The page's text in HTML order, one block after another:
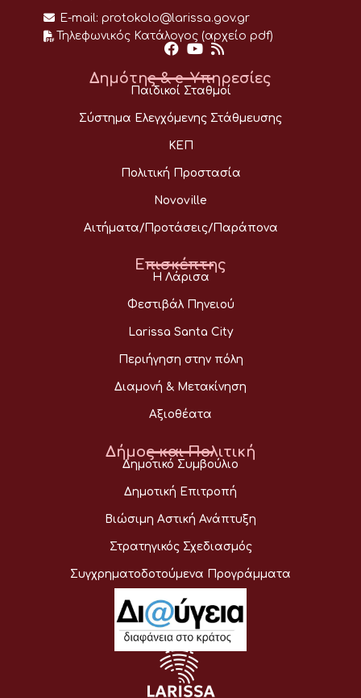
E-mail: protokolo@larissa.gov.gr
Τηλεφωνικός Κατάλογος (αρχείο pdf)
Δημότης & e-Υπηρεσίες
Παιδικοί Σταθμοί
Σύστημα Ελεγχόμενης Στάθμευσης
ΚΕΠ
Πολιτική Προστασία
Novoville
Αιτήματα/Προτάσεις/Παράπονα
Επισκέπτης
Η Λάρισα
Φεστιβάλ Πηνειού
Larissa Santa City
Περιήγηση στην πόλη
Διαμονή & Μετακίνηση
Αξιοθέατα
Δήμος και Πολιτική
Δημοτικό Συμβούλιο
Δημοτική Επιτροπή
Βιώσιμη Αστική Ανάπτυξη
Στρατηγικός Σχεδιασμός
Συγχρηματοδοτούμενα Προγράμματα